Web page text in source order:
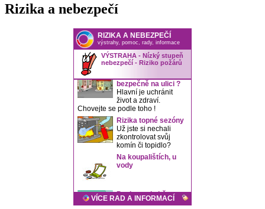
Rizika a nebezpečí